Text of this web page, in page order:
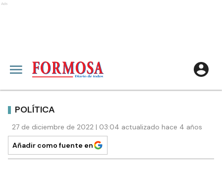
Ads
POLÍTICA
27 de diciembre de 2022 | 03:04 actualizado hace 4 años
Añadir como fuente en